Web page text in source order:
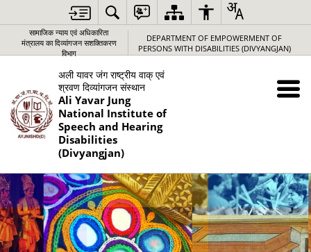
सामाजिक न्‍याय एवं अधिकारिता
मंत्रालय का दिव्यांगजन सशक्तिकरण
विभाग
DEPARTMENT OF EMPOWERMENT OF
PERSONS WITH DISABILITIES (DIVYANGJAN)
अली यावर जंग राष्‍ट्रीय वाक् एवं
श्रवण दिव्‍यांगजन संस्‍थान
Ali Yavar Jung
National Institute of
Speech and Hearing
Disabilities
(Divyangjan)